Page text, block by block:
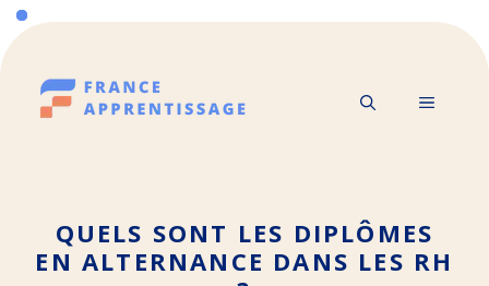
Aller
au
contenu
MENU
QUELS SONT LES DIPLÔMES
EN ALTERNANCE DANS LES RH